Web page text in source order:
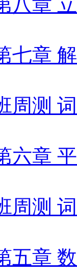
七章
周测
六章
周测
五章